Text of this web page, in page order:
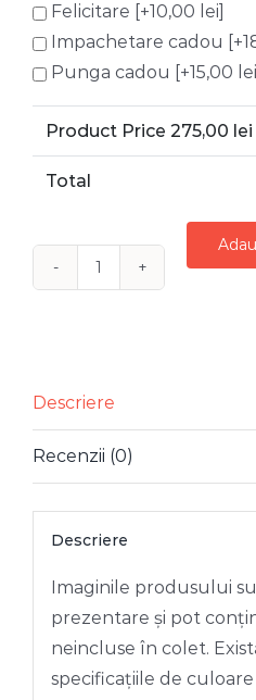
Felicitare [+10,00 lei]
Impachetare cadou
Punga cadou
[+15,00 lei]
Product Price 275,00 lei
Total
ECOSEZ
BOY
48
Descriere
Recenzii (0)
Descriere
Imaginile produsului
prezentare și pot
neincluse în colet.
specificațiile de